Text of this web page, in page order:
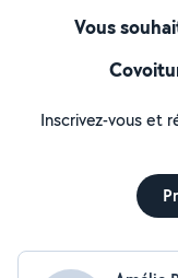
Vous
Inscrivez-vous et